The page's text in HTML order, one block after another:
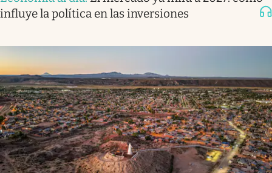
influye la política en las inversiones